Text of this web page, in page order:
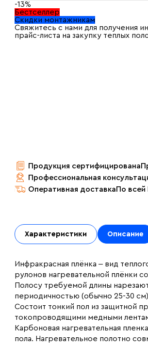
-13%
Бестселлер
Скидки монтажникам
Свяжитесь с нами для получения
прайс-листа на закупку теплых
Продукция сертифицирована
Профессиональная
Оперативная доставкаПо всей
Характеристики Описание
Инфракрасная плёнка ‒ вид
рулонов нагревательной плёнки
Полосу требуемой длины
периодичностью (обычно 25-30
Состоит тонкий пол из защитной
токопроводящими медными
Карбоновая нагревательная
пола. Нагревательное полотно